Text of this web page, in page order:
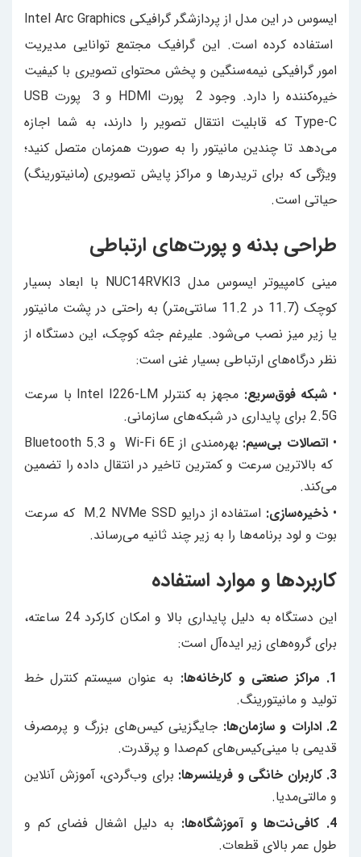
ایسوس در این مدل از پردازشگر گرافیکی Intel Arc Graphics
استفاده کرده است. این گرافیک مجتمع توانایی مدیریت
امور گرافیکی نیمه‌سنگین و پخش محتوای تصویری با کیفیت
خیره‌کننده را دارد. وجود 2 پورت HDMI و 3 پورت USB
Type-C که قابلیت انتقال تصویر را دارند، به شما اجازه
می‌دهد تا چندین مانیتور را به صورت همزمان متصل کنید؛
ویژگی که برای تریدرها و مراکز پایش تصویری (مانیتورینگ)
حیاتی است.
طراحی بدنه و پورت‌های ارتباطی
مینی کامپیوتر ایسوس مدل NUC14RVKI3 با ابعاد بسیار
کوچک (11.7 در 11.2 سانتی‌متر) به راحتی در پشت مانیتور
یا زیر میز نصب می‌شود. علیرغم جثه کوچک، این دستگاه از
نظر درگاه‌های ارتباطی بسیار غنی است:
• شبکه فوق‌سریع:
مجهز به کنترلر Intel I226-LM با سرعت
2.5G برای پایداری در شبکه‌های سازمانی.
• اتصالات بی‌سیم:
بهره‌مندی از Wi-Fi 6E و Bluetooth 5.3
که بالاترین سرعت و کمترین تاخیر در انتقال داده را تضمین
می‌کند.
• ذخیره‌سازی:
استفاده از درایو M.2 NVMe SSD که سرعت
بوت و لود برنامه‌ها را به زیر چند ثانیه می‌رساند.
کاربردها و موارد استفاده
این دستگاه به دلیل پایداری بالا و امکان کارکرد 24 ساعته،
برای گروه‌های زیر ایده‌آل است:
1. مراکز صنعتی و کارخانه‌ها:
به عنوان سیستم کنترل خط
تولید و مانیتورینگ.
2. ادارات و سازمان‌ها:
جایگزینی کیس‌های بزرگ و پرمصرف
قدیمی با مینی‌کیس‌های کم‌صدا و پرقدرت.
3. کاربران خانگی و فریلنسرها:
برای وب‌گردی، آموزش آنلاین
و مالتی‌مدیا.
4. کافی‌نت‌ها و آموزشگاه‌ها:
به دلیل اشغال فضای کم و
طول عمر بالای قطعات.